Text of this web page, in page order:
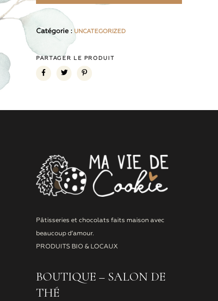
Catégorie : UNCATEGORIZED
PARTAGER LE PRODUIT
Pâtisseries et chocolats faits maison avec
beaucoup d’amour.
PRODUITS BIO & LOCAUX
BOUTIQUE – SALON DE
THÉ